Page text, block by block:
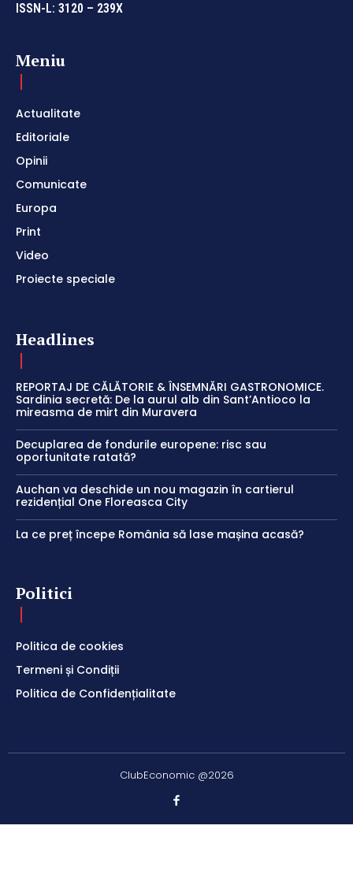
ISSN-L: 3120 – 239X
Meniu
Actualitate
Editoriale
Opinii
Comunicate
Europa
Print
Video
Proiecte speciale
Headlines
REPORTAJ DE CĂLĂTORIE & ÎNSEMNĂRI GASTRONOMICE.
Sardinia secretă: De la aurul alb din Sant’Antioco la
mireasma de mirt din Muravera
Decuplarea de fondurile europene: risc sau
oportunitate ratată?
Auchan va deschide un nou magazin în cartierul
rezidențial One Floreasca City
La ce preț începe România să lase mașina acasă?
Politici
Politica de cookies
Termeni și Condiții
Politica de Confidențialitate
ClubEconomic @2026